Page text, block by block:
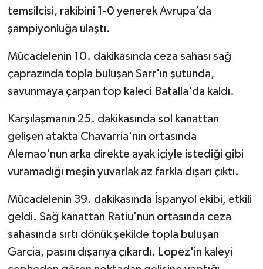
temsilcisi, rakibini 1-0 yenerek Avrupa’da
şampiyonluğa ulaştı.
Mücadelenin 10. dakikasında ceza sahası sağ
çaprazında topla buluşan Sarr'ın şutunda,
savunmaya çarpan top kaleci Batalla'da kaldı.
Karşılaşmanın 25. dakikasında sol kanattan
gelişen atakta Chavarria'nın ortasında
Alemao'nun arka direkte ayak içiyle istediği gibi
vuramadığı meşin yuvarlak az farkla dışarı çıktı.
Mücadelenin 39. dakikasında İspanyol ekibi, etkili
geldi. Sağ kanattan Ratiu'nun ortasında ceza
sahasında sırtı dönük şekilde topla buluşan
Garcia, pasını dışarıya çıkardı. Lopez'in kaleyi
Teknoloji
Video Haber
Yeme-İçme